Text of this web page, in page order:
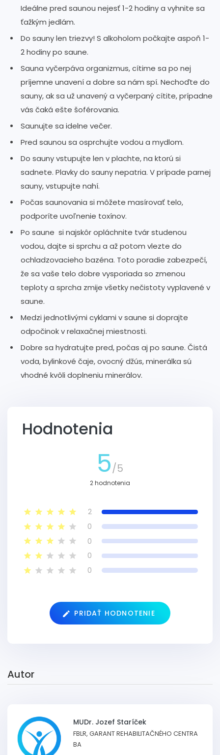
Ideálne pred saunou nejesť 1-2 hodiny a vyhnite sa
ťažkým jedlám.
Do sauny len triezvy! S alkoholom počkajte aspoň 1-
2 hodiny po saune.
Sauna vyčerpáva organizmus, cítime sa po nej
príjemne unavení a dobre sa nám spí. Nechoďte do
sauny, ak sa už unavený a vyčerpaný cítite, prípadne
vás čaká ešte šoférovania.
Saunujte sa idelne večer.
Pred saunou sa osprchujte vodou a mydlom.
Do sauny vstupujte len v plachte, na ktorú si
sadnete. Plavky do sauny nepatria. V prípade parnej
sauny, vstupujte nahí.
Počas saunovania si môžete masírovať telo,
podporíte uvoľnenie toxínov.
Po saune si najskôr opláchnite tvár studenou
vodou, dajte si sprchu a až potom vlezte do
ochladzovacieho bazéna. Toto poradie zabezpečí,
že sa vaše telo dobre vysporiada so zmenou
teploty a sprcha zmije všetky nečistoty vyplavené v
saune.
Medzi jednotlivými cyklami v saune si doprajte
odpočinok v relaxačnej miestnosti.
Dobre sa hydratujte pred, počas aj po saune. Čistá
voda, bylinkové čaje, ovocný džús, minerálka sú
vhodné kvôli doplneniu minerálov.
Hodnotenia
5/5
2 hodnotenia
2
0
0
0
0
PRIDAŤ HODNOTENIE
Autor
MUDr. Jozef Staríček
FBLR, GARANT REHABILITAČNÉHO CENTRA
BA